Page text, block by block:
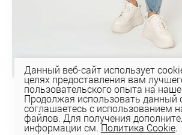
Брюки 8110
75 руб
Данный веб-сайт использует
целях предоставления вам
пользовательского опыта на
Продолжая использовать данный
соглашаетесь с использованием
файлов. Для получения
информации см.Политика Cookie.